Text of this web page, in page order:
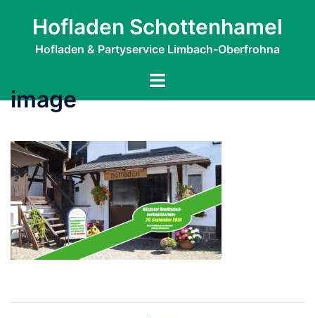
springen
Hofladen Schottenhamel
Hofladen & Partyservice Limbach-Oberfrohna
Menü
image